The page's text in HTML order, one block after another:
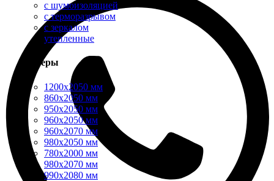
с шумоизоляцией
с терморазрывом
с зеркалом
утепленные
Размеры
1200х2050 мм
860х2050 мм
950х2050 мм
960х2050 мм
960х2070 мм
980х2050 мм
780х2000 мм
980х2070 мм
990х2080 мм